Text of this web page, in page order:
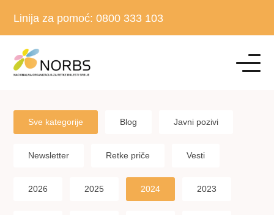
Linija za pomoć: 0800 333 103
Sve kategorije Blog Javni pozivi
Newsletter Retke priče Vesti
2026 2025 2024 2023